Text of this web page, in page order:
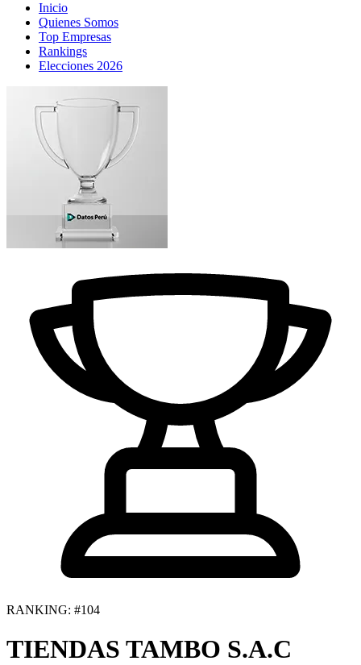
Inicio
Quienes Somos
Top Empresas
Rankings
Elecciones 2026
RANKING: #104
TIENDAS TAMBO S.A.C